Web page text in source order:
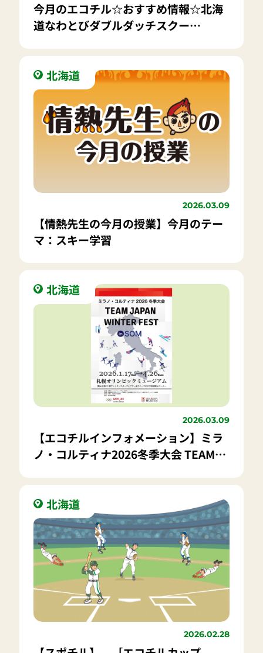
今月のエコチル☆おすすめ情報☆北海
道なわとびダブルダッチスクー
ッチ」を楽しもう！
北海道
2026.03.09
【情熱先生の今月の授業】今月のテー
マ：スキー学習
北海道
2026.03.09
【エコチルインフォメーション】ミラ
ノ・コルティナ2026冬季大会 TEAM
北海道
2026.02.28